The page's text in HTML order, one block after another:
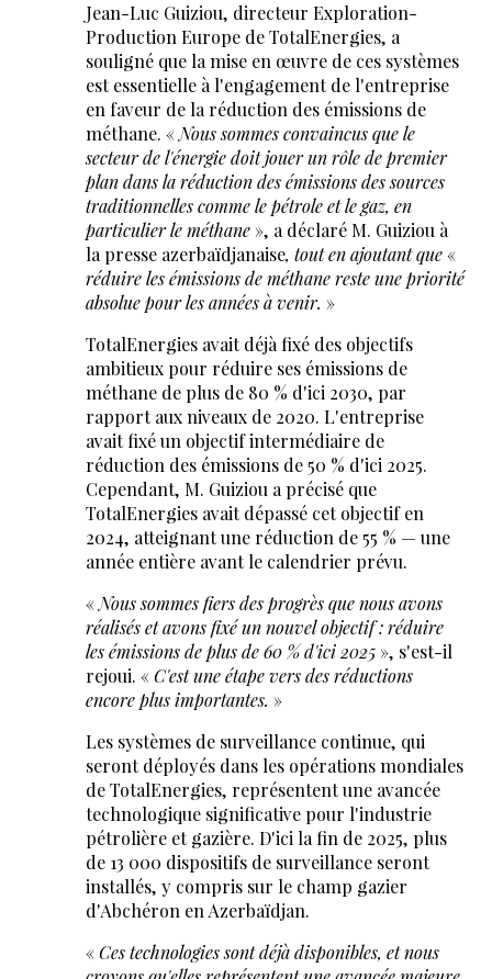
Jean-Luc Guiziou, directeur Exploration-
Production Europe de TotalEnergies, a
souligné que la mise en œuvre de ces systèmes
est essentielle à l'engagement de l'entreprise
en faveur de la réduction des émissions de
méthane. «Nous sommes convaincus que le
secteur de l'énergie doit jouer un rôle de premier
plan dans la réduction des émissions des sources
traditionnelles comme le pétrole et le gaz, en
particulier le méthane», a déclaré M. Guiziou à
la presse azerbaïdjanaise, tout en ajoutant que«
réduire les émissions de méthane reste une priorité
absolue pour les années à venir. »
TotalEnergies avait déjà fixé des objectifs
ambitieux pour réduire ses émissions de
méthane de plus de 80 % d'ici 2030, par
rapport aux niveaux de 2020. L'entreprise
avait fixé un objectif intermédiaire de
réduction des émissions de 50 % d'ici 2025.
Cependant, M. Guiziou a précisé que
TotalEnergies avait dépassé cet objectif en
2024, atteignant une réduction de 55 % — une
année entière avant le calendrier prévu.
«Nous sommes fiers des progrès que nous avons
réalisés et avons fixé un nouvel objectif : réduire
les émissions de plus de 60 % d'ici 2025», s'est-il
rejoui. «C'est une étape vers des réductions
encore plus importantes. »
Les systèmes de surveillance continue, qui
seront déployés dans les opérations mondiales
de TotalEnergies, représentent une avancée
technologique significative pour l'industrie
pétrolière et gazière. D'ici la fin de 2025, plus
de 13 000 dispositifs de surveillance seront
installés, y compris sur le champ gazier
d'Abchéron en Azerbaïdjan.
«Ces technologies sont déjà disponibles, et nous